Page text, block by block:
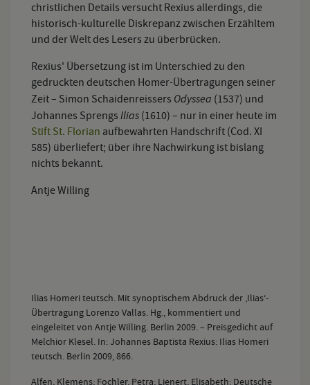
christlichen Details versucht Rexius allerdings, die
historisch-kulturelle Diskrepanz zwischen Erzähltem
und der Welt des Lesers zu überbrücken.
Rexius' Übersetzung ist im Unterschied zu den
gedruckten deutschen Homer-Übertragungen seiner
Zeit – Simon Schaidenreissers Odyssea (1537) und
Johannes Sprengs Ilias (1610) – nur in einer heute im
Stift St. Florian aufbewahrten Handschrift (Cod. XI
585) überliefert; über ihre Nachwirkung ist bislang
nichts bekannt.
Antje Willing
Ilias Homeri teutsch. Mit synoptischem Abdruck der ‚Ilias‘-
Übertragung Lorenzo Vallas. Hg., kommentiert und
eingeleitet von Antje Willing. Berlin 2009. – Preisgedicht auf
Melchior Klesel. In: Johannes Baptista Rexius: Ilias Homeri
teutsch. Berlin 2009, 866.
Alfen, Klemens; Fochler, Petra; Lienert, Elisabeth: Deutsche